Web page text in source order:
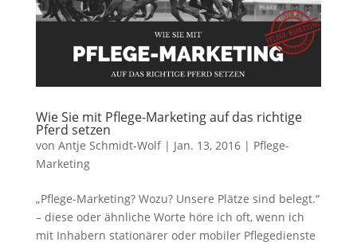
Wie Sie mit Pflege-Marketing auf das richtige
Pferd setzen
von Antje Schmidt-Wolf| Jan. 13, 2016| Pflege-
Marketing
„Pflege-Marketing? Wozu? Unsere Plätze sind belegt.“
– diese oder ähnliche Worte höre ich oft, wenn ich
mit Inhabern stationärer oder mobiler Pflegedienste